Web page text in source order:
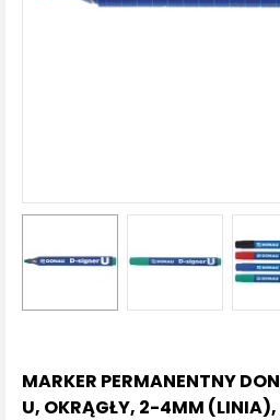
MARKER PERMANENTNY
U, OKRĄGŁY, 2-4MM (LINIA),